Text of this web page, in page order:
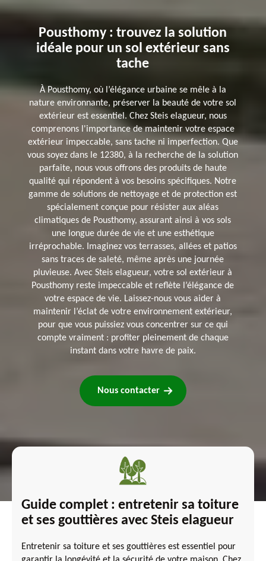
Pousthomy : trouvez la solution
idéale pour un sol extérieur sans
tache
À Pousthomy, où l’élégance urbaine se mêle à la
nature environnante, préserver la beauté de votre sol
extérieur est essentiel. Chez Steis elagueur, nous
comprenons l'importance de maintenir votre espace
extérieur impeccable, sans tache ni imperfection. Que
vous soyez dans le 12380, à la recherche de la solution
parfaite, nous vous offrons des produits de haute
qualité qui répondent à vos besoins spécifiques. Notre
gamme de solutions de nettoyage et de protection est
spécialement conçue pour résister aux aléas
climatiques de Pousthomy, assurant ainsi à vos sols
une longue durée de vie et une esthétique
irréprochable. Imaginez vos terrasses, allées et patios
sans traces de saleté, même après une journée
pluvieuse. Avec Steis elagueur, votre sol extérieur à
Pousthomy reste impeccable et reflète l’élégance de
votre espace de vie. Laissez-nous vous aider à
maintenir l’éclat de votre environnement extérieur,
pour que vous puissiez vous concentrer sur ce qui
compte vraiment : profiter pleinement de chaque
instant dans votre havre de paix.
Nous contacter
Guide complet : entretenir sa toiture
et ses gouttières avec Steis elagueur
Entretenir sa toiture et ses gouttières est essentiel pour